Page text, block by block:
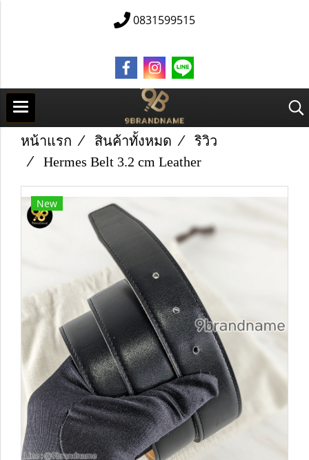
0831599515
หน้าแรก สินค้าทั้งหมด
ริวิว
Hermes Belt 3.2 cm Leather
New